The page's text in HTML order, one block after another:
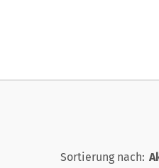
Sortierung nach: